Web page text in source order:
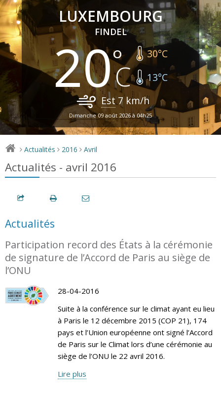
LUXEMBOURG
FINDEL
20 30°C
13°C
Est7 km/h
Dimanche 09 août 2026 à 04h25
> Actualités > 2016 > Avril
Actualités - avril 2016
Actualités
Participation record des États à la cérémonie
de signature de l’Accord de Paris au siège de
l’ONU
28-04-2016
Suite à la conférence sur le climat ayant eu lieu
à Paris le 12 décembre 2015 (COP 21), 174
pays et l’Union européenne ont signé l’Accord
de Paris sur le Climat lors d’une cérémonie au
siège de l’ONU le 22 avril 2016.
Lire plus